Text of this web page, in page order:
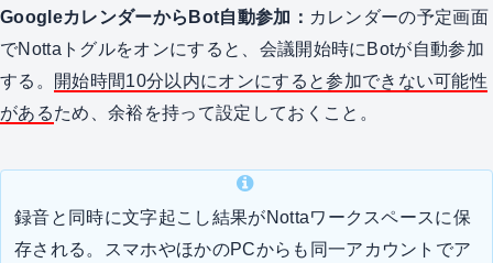
GoogleカレンダーからBot自動参加： カレンダーの予定画面
でNottaトグルをオンにすると、会議開始時にBotが自動参加
する。 開始時間10分以内にオンにすると参加できない可能性
があるため、余裕を持って設定しておくこと。
録音と同時に文字起こし結果がNottaワークスペースに保
存される。スマホやほかのPCからも同一アカウントでア